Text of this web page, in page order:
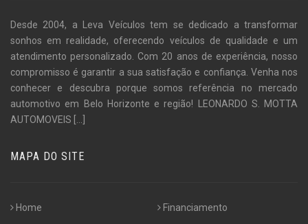
Desde 2004, a Leva Veículos tem se dedicado a transformar
sonhos em realidade, oferecendo veículos de qualidade e um
atendimento personalizado. Com 20 anos de experiência, nosso
compromisso é garantir a sua satisfação e confiança. Venha nos
conhecer e descubra porque somos referência no mercado
automotivo em Belo Horizonte e região! LEONARDO S. MOTTA
AUTOMOVEIS
MAPA DO SITE
Home Financiamento